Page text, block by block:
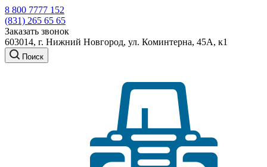
8 800 7777 152
(831) 265 65 65
Заказать звонок
603014, г. Нижний Новгород, ул. Коминтерна, 45А, к1
Поиск